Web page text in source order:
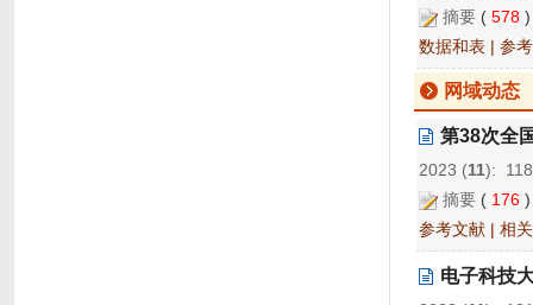
摘要 ( 578
数据和表 | 参
网域动态
第38次全
2023 (11):
摘要 ( 176
参考文献 | 相
电子科技